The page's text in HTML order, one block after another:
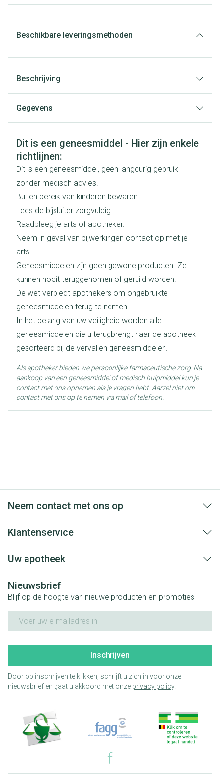
Beschikbare leveringsmethoden
Beschrijving
Gegevens
CNK 3100898
Organisaties
Merken Boiron
Breedte 17 mm
Lengte 66 mm
Diepte 15 mm
Hoeveelheid
Verpakking
4
Behoud Kamertemperatuur (15°C - 25°C)
Veiligheidsinformatie
Dit is een geneesmiddel - Hier zijn enkele
richtlijnen:
Dit is een geneesmiddel, geen langdurig gebruik
zonder medisch advies.
Buiten bereik van kinderen bewaren.
Lees de bijsluiter zorgvuldig.
Raadpleeg je arts of apotheker.
Neem in geval van bijwerkingen contact op met je
arts.
Geneesmiddelen zijn geen gewone producten. Ze
kunnen nooit teruggenomen of geruild worden.
De wet verbiedt apothekers om ongebruikte
geneesmiddelen terug te nemen.
In het belang van uw veiligheid worden alle
geneesmiddelen die u terugbrengt naar de apotheek
gesorteerd bij de vervallen geneesmiddelen.
Als apotheker bieden we persoonlijke farmaceutische zorg. Na
aankoop van een geneesmiddel of medisch hulpmiddel kun je
contact met ons opnemen als je vragen hebt. Aarzel niet om
contact met ons op te nemen via mail of telefoon.
Neem contact met ons op
Klantenservice
Uw apotheek
Nieuwsbrief
Blijf op de hoogte van nieuwe producten en promoties
Inschrijven
Door op inschrijven te klikken, schrijft u zich in voor onze
nieuwsbrief en gaat u akkoord met onze privacy policy.